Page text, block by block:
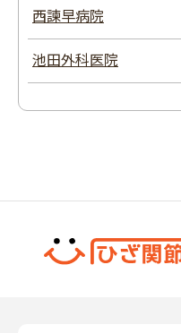
西諫早病院
池田外科医院